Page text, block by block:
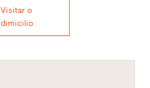
Visitar o
dimicilio